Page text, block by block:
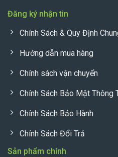
Đăng ký nhận tin
Chính Sách & Quy Định
Hướng dẫn mua hàng
Chính sách vận chuyển
Chính Sách Bảo Mật Thông
Chính Sách Bảo Hành
Chính Sách Đổi Trả
Sản phẩm chính